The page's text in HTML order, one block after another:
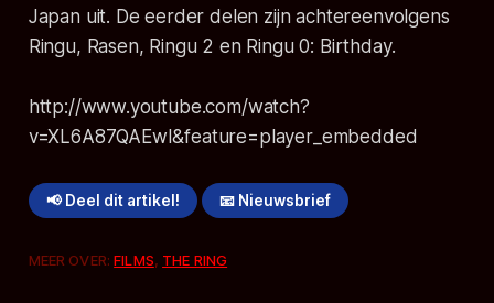
Japan uit. De eerder delen zijn achtereenvolgens
Ringu, Rasen, Ringu 2 en Ringu 0: Birthday.
http://www.youtube.com/watch?
v=XL6A87QAEwI&feature=player_embedded
📢 Deel dit artikel! 📧 Nieuwsbrief
MEER OVER:FILMS, THE RING